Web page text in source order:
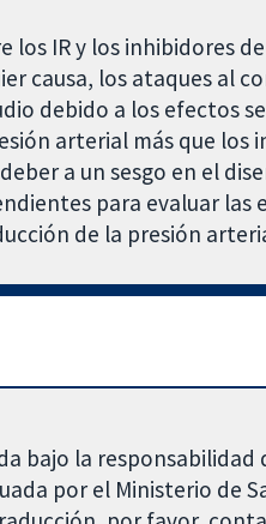
IR y los inhibidores
causa, los ataques al
debido a los efectos
arterial más que los
a un sesgo en el
para evaluar las
de la presión
bajo la responsabilidad
por el Ministerio de